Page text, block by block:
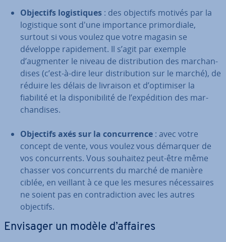
Objectifs lo­gis­tiques : des objectifs motivés par la
lo­gis­tique sont d'une im­por­tance pri­mor­diale,
surtout si vous voulez que votre magasin se
développe ra­pi­de­ment. Il s’agit par exemple
d’augmenter le niveau de dis­tri­bu­tion des mar­chan­
dises (c’est-à-dire leur dis­tri­bu­tion sur le marché), de
réduire les délais de livraison et d’optimiser la
fiabilité et la dis­po­ni­bi­lité de l’ex­pé­di­tion des mar­
chan­dises.
Objectifs axés sur la con­cur­rence : avec votre
concept de vente, vous voulez vous démarquer de
vos con­cur­rents. Vous souhaitez peut-être même
chasser vos con­cur­rents du marché de manière
ciblée, en veillant à ce que les mesures né­ces­saires
ne soient pas en con­tra­dic­tion avec les autres
objectifs.
Envisager un modèle d’affaires